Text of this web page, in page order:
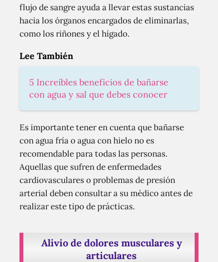
flujo de sangre ayuda a llevar estas sustancias
hacia los órganos encargados de eliminarlas,
como los riñones y el hígado.
Lee También
5 Increíbles beneficios de bañarse
con agua y sal que debes conocer
Es importante tener en cuenta que bañarse
con agua fría o agua con hielo no es
recomendable para todas las personas.
Aquellas que sufren de enfermedades
cardiovasculares o problemas de presión
arterial deben consultar a su médico antes de
realizar este tipo de prácticas.
Alivio de dolores musculares y
articulares